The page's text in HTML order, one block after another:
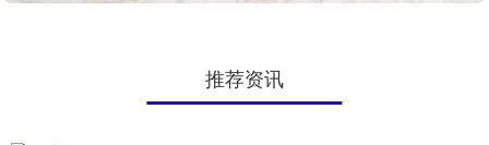
推荐资讯